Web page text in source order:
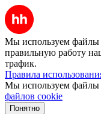
Мы используем файлы
правильную работу
трафик.
Правила
Мы используем файлы
файлов cookie
Понятно